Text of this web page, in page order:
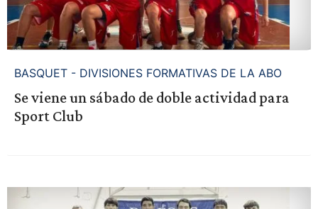
BASQUET - DIVISIONES FORMATIVAS DE LA ABO
Se viene un sábado de doble actividad para
Sport Club